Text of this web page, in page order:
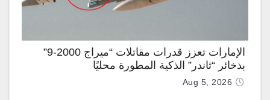
الإمارات تعزز قدرات مقاتلات “ميراج 2000-9”
بذخائر “ثاندر” الذكية المطورة محليًا
Aug 5, 2026